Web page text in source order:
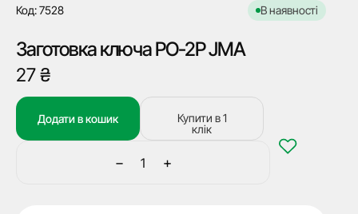
Код: 7528 В наявності
Заготовка ключа PO-2P JMA
27₴
−
Заготовка
+
Додати в кошик
Купити в 1
клік